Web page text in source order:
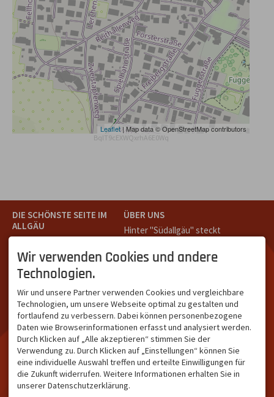
Leaflet| Map data © OpenStreetMap contributors
BqlT9cEXWQxrhA6E0Wq
DIE SCHÖNSTE SEITE IM
ALLGÄU
Teil des Oberallgäus. Es
verbindet die Tourismus-
Destinationen Oberstdorf,
Kleinwalsertal und beliebte
Urlaubsziele wie die
Hörnerdörfer, Alpsee-
Grünten, Oberstaufen oder
Wertach im Allgäu.
ÜBER UNS
Hinter "Südallgäu" steckt
Oberstdorf.
Unser Ziel ist ein attraktives
Leistungsträger im
südlichen Oberallgäu eine
starke Plattform bietet.
NETZWERK & REICHWEITE
ca. 36.700 Abos bei
Wir verwenden Cookies und andere
Technologien.
Wir und unsere Partner verwenden Cookies und vergleichbare
Technologien, um unsere Webseite optimal zu gestalten und
fortlaufend zu verbessern. Dabei können personenbezogene
Daten wie Browserinformationen erfasst und analysiert werden.
Durch Klicken auf „Alle akzeptieren“ stimmen Sie der
Verwendung zu. Durch Klicken auf „Einstellungen“ können Sie
eine individuelle Auswahl treffen und erteilte Einwilligungen für
die Zukunft widerrufen. Weitere Informationen erhalten Sie in
unserer Datenschutzerklärung.